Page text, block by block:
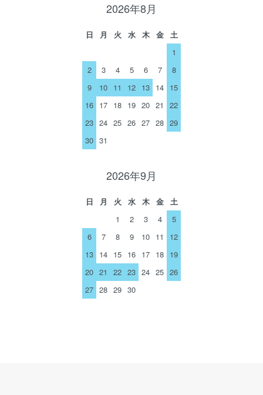
2026年8月
日 月 火 水 木 金
土
1
2
3 4 5 6 7
8
9
10 11 12 13 14 15
16 17 18 19 20 21
22
23 24 25 26 27 28 29
30 31
2026年9月
日 月 火 水 木 金
土
1
2 3 4
5
6
7 8 9 10 11
12
13 14 15 16 17 18 19
20 21 22 23 24 25 26
27 28 29 30